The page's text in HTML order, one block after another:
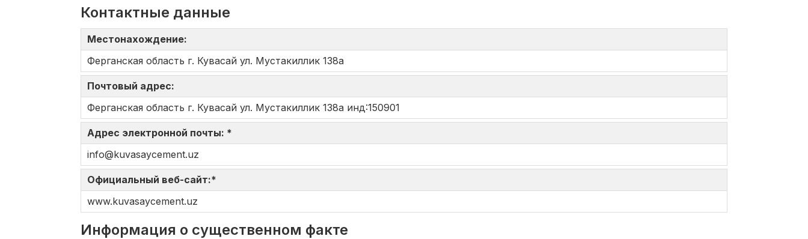
Контактные данные
Местонахождение:
Ферганская область г. Кувасай ул. Мустакиллик 138а
Почтовый адрес:
Ферганская область г. Кувасай ул. Мустакиллик 138а инд:150901
Адрес электронной почты: *
info@kuvasaycement.uz
Официальный веб-сайт:*
www.kuvasaycement.uz
Информация о существенном факте